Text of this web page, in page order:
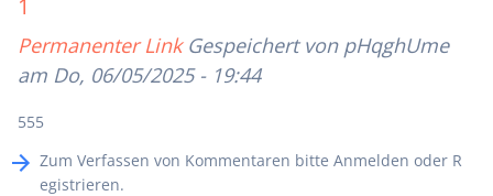
1
Permanenter Link Gespeichert von pHqghUme
am Do, 06/05/2025 - 19:44
555
Zum Verfassen von Kommentaren bitte Anmelden oder R
egistrieren.